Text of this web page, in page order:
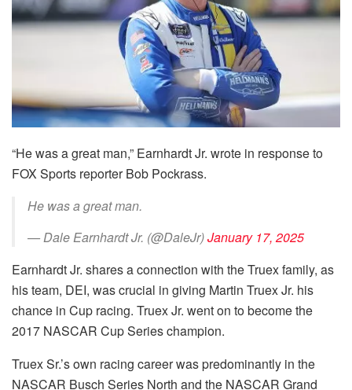
“He was a great man,” Earnhardt Jr. wrote in response to
FOX Sports reporter Bob Pockrass.
He was a great man.
— Dale Earnhardt Jr. (@DaleJr)January 17, 2025
Earnhardt Jr. shares a connection with the Truex family, as
his team, DEI, was crucial in giving Martin Truex Jr. his
chance in Cup racing. Truex Jr. went on to become the
2017 NASCAR Cup Series champion.
Truex Sr.’s own racing career was predominantly in the
NASCAR Busch Series North and the NASCAR Grand